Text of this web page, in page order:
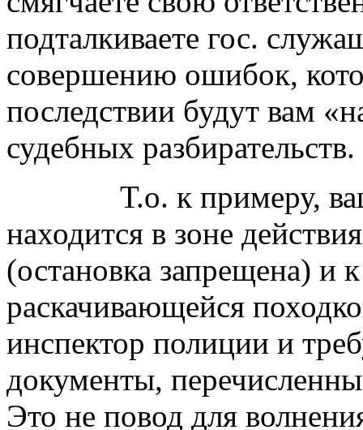
подталкиваете гос.
совершению ошибок,
последствии будут вам
судебных разбирательств.
Т.о. к примеру, ваш
находится в зоне
(остановка запрещена) и
раскачивающейся
инспектор полиции и
документы,
Это не повод для